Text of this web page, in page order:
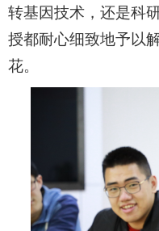
转基因技术，还是科
授都耐心细致地予以
花。